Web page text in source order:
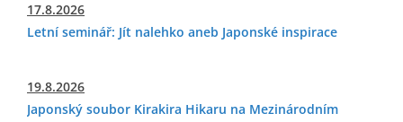
17.8.2026
Letní seminář: Jít nalehko aneb Japonské inspirace
19.8.2026
Japonský soubor Kirakira Hikaru na Mezinárodním